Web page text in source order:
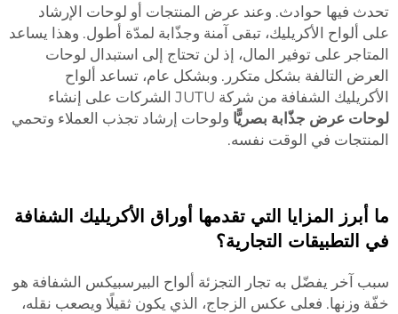
تحدث فيها حوادث. وعند عرض المنتجات أو لوحات الإرشاد
على ألواح الأكريليك، تبقى آمنة وجذّابة لمدّة أطول. وهذا يساعد
المتاجر على توفير المال، إذ لن تحتاج إلى استبدال لوحات
العرض التالفة بشكل متكرر. وبشكل عام، تساعد ألواح
الأكريليك الشفافة من شركة JUTU الشركات على إنشاء
لوحات عرض جذّابة بصريًّا ولوحات إرشاد تجذب العملاء وتحمي
المنتجات في الوقت نفسه.
ما أبرز المزايا التي تقدمها أوراق الأكريليك الشفافة
في التطبيقات التجارية؟
سبب آخر يفضّل به تجار التجزئة ألواح البيرسبيكس الشفافة هو
خفّة وزنها. فعلى عكس الزجاج، الذي يكون ثقيلًا ويصعب نقله،